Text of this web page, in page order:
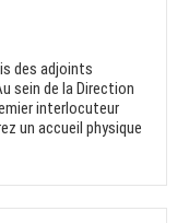
des adjoints
sein de la Direction
interlocuteur
un accueil physique